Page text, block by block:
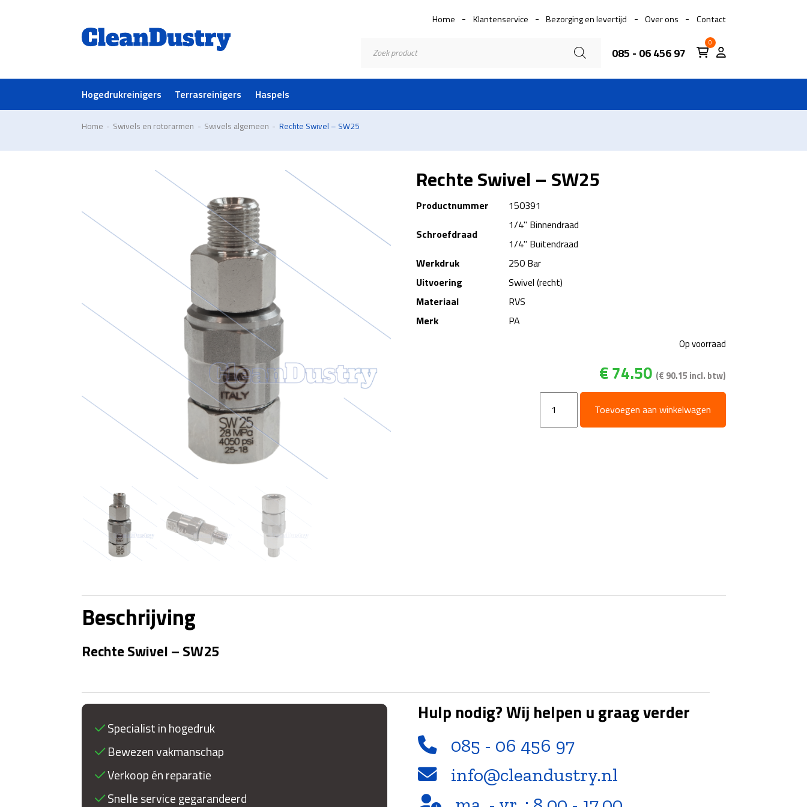
Home Klantenservice Bezorging en levertijd Over ons Contact
zoeken 085 - 06 456 97
0
Hogedrukreinigers Terrasreinigers Haspels
Home - Swivels en rotorarmen - Swivels algemeen - Rechte Swivel – SW25
Rechte Swivel – SW25
Productnummer
150391
Schroefdraad
1/4" Binnendraad
1/4" Buitendraad
Werkdruk
250 Bar
Uitvoering
Swivel (recht)
Materiaal
RVS
Merk
PA
€74.50 (€ 90.15 incl. btw)
Op voorraad
Swivel
-
Toevoegen aan winkelwagen
Beschrijving
Rechte Swivel – SW25
Specialist in hogedruk
Bewezen vakmanschap
Verkoop én reparatie
Snelle service gegarandeerd
Hulp nodig? Wij helpen u graag verder
085 - 06 456 97
info@cleandustry.nl